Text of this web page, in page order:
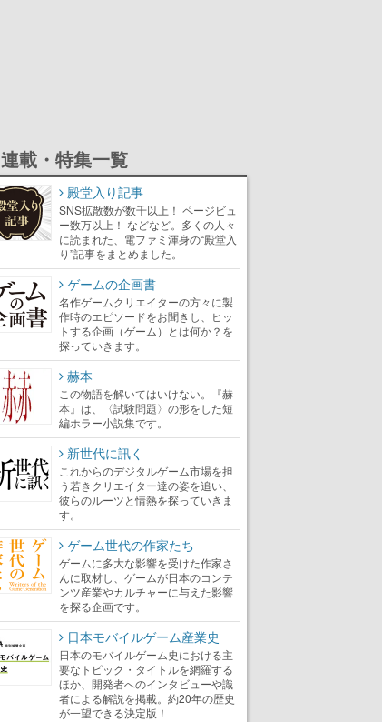
連載・特集一覧
殿堂入り記事
SNS拡散数が数千以上！ ページビュ
ー数万以上！ などなど。多くの人々
に読まれた、電ファミ渾身の“殿堂入
り”記事をまとめました。
ゲームの企画書
名作ゲームクリエイターの方々に製
作時のエピソードをお聞きし、ヒッ
トする企画（ゲーム）とは何か？を
探っていきます。
赫本
この物語を解いてはいけない。『赫
本』は、〈試験問題〉の形をした短
編ホラー小説集です。
新世代に訊く
これからのデジタルゲーム市場を担
う若きクリエイター達の姿を追い、
彼らのルーツと情熱を探っていきま
す。
ゲーム世代の作家たち
ゲームに多大な影響を受けた作家さ
んに取材し、ゲームが日本のコンテ
ンツ産業やカルチャーに与えた影響
を探る企画です。
日本モバイルゲーム産業史
日本のモバイルゲーム史における主
要なトピック・タイトルを網羅する
ほか、開発者へのインタビューや識
者による解説を掲載。約20年の歴史
が一望できる決定版！